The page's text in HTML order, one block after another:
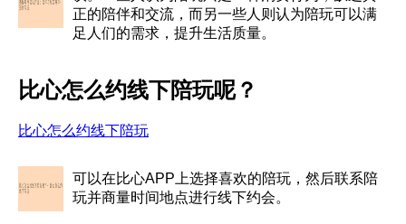
正的陪伴和交流，而另一些人则认为陪玩可以满
足人们的需求，提升生活质量。
比心怎么约线下陪玩呢？
比心怎么约线下陪玩
可以在比心APP上选择喜欢的陪玩，然后联系陪
玩并商量时间地点进行线下约会。